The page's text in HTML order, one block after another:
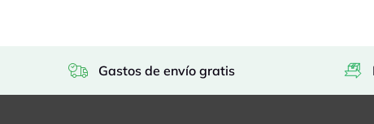
Gastos de envío gratis